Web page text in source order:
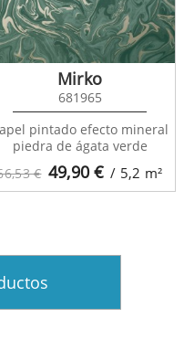
€ 49,90€ / 5,2 m²
Mirko
681965
pintado efecto mineral
piedra de ágata verde